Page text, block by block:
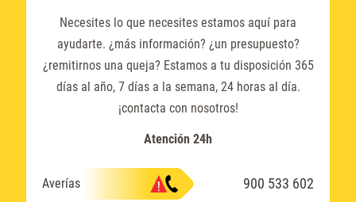
Necesites lo que necesites estamos aquí para
ayudarte. ¿más información? ¿un presupuesto?
¿remitirnos una queja? Estamos a tu disposición 365
días al año, 7 días a la semana, 24 horas al día.
¡contacta con nosotros!
Atención 24h
Averías 900 533 602